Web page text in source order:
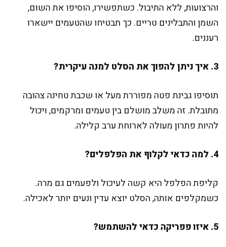
והרצועות, ללא התיבול. כשתפשירו, הוסיפו את השום,
השמן והתבלינים טריים. כך תבטיחו שהטעמים יישארו
רעננים.
3. איך ניתן להפוך את הסלט למנה עיקרית?
תוסיפו גבינת פטה מפוררת מעל או שכבת טחינה צהובה
מתובלת. זה משלב מושלם בין טעמים ומרקמים, ויכול
להיות פתרון מעולה לארוחת ערב קלילה.
4. למה כדאי לקלוף את הפלפלים?
קליפת הפלפל היא קשה לעיכול ולפעמים גם מרה.
כשמקלפים אותה, הסלט יוצא עדין ונעים יותר לאכילה.
5. איזו פפריקה כדאי להשתמש?